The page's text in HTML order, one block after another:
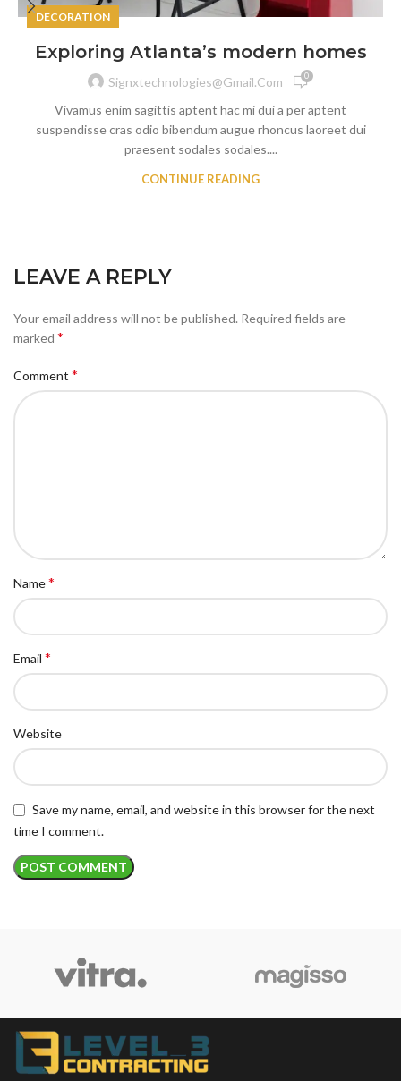
DECORATION
Exploring Atlanta’s modern homes
Signxtechnologies@gmail.com 0
Vivamus enim sagittis aptent hac mi dui a per aptent
suspendisse cras odio bibendum augue rhoncus laoreet dui
praesent sodales sodales....
CONTINUE READING
LEAVE A REPLY
Your email address will not be published. Required fields are
marked *
Comment *
Name*
Email *
Website
Save my name, email, and website in this browser for the next
time I comment.